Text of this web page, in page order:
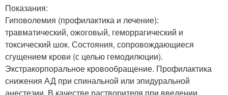
Показания:
Гиповолемия (профилактика и лечение):
травматический, ожоговый, геморрагический и
токсический шок. Состояния, сопровождающиеся
сгущением крови (с целью гемодилюции).
Экстракорпоральное кровообращение. Профилактика
снижения АД при спинальной или эпидуральной